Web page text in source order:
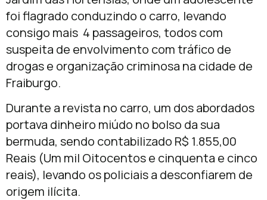
foi flagrado conduzindo o carro, levando
consigo mais 4 passageiros, todos com
suspeita de envolvimento com tráfico de
drogas e organização criminosa na cidade de
Fraiburgo.
Durante a revista no carro, um dos abordados
portava dinheiro miúdo no bolso da sua
bermuda, sendo contabilizado R$ 1.855,00
Reais (Um mil Oitocentos e cinquenta e cinco
reais), levando os policiais a desconfiarem de
origem ilícita.